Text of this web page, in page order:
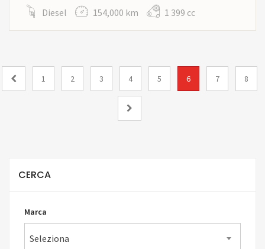
Diesel 154,000 km 1 399 cc
1 2 3 4 5 6 7 8
CERCA
Marca
Seleziona